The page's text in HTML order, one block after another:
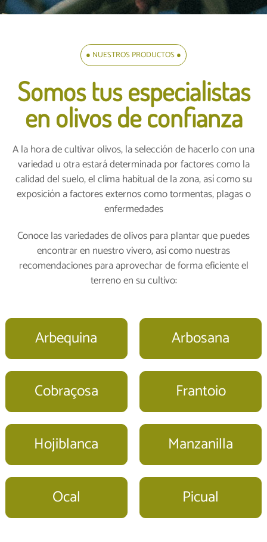
● NUESTROS PRODUCTOS ●
Somos tus especialistas
en olivos de confianza
A la hora de cultivar olivos, la selección de hacerlo con una
variedad u otra estará determinada por factores como la
calidad del suelo, el clima habitual de la zona, así como su
exposición a factores externos como tormentas, plagas o
enfermedades
Conoce las variedades de olivos para plantar que puedes
encontrar en nuestro vivero, así como nuestras
recomendaciones para aprovechar de forma eficiente el
terreno en su cultivo:
Arbequina Arbosana
Cobraçosa Frantoio
Hojiblanca Manzanilla
Ocal Picual